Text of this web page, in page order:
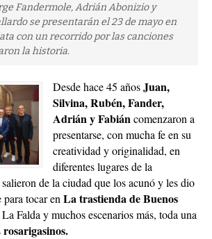
Fandermole, Adrián Abonizio y
se presentarán el 23 de mayo en
con un recorrido por las canciones
la historia.
Desde hace 45 añosJuan,
Silvina, Rubén, Fander,
Adriány Fabián comenzaron a
presentarse, con mucha fe en su
creatividad y originalidad, en
diferentes lugares de la
de la ciudad que los acunó y les dio
tocar en La trastienda de Buenos
Falda y muchos escenarios más, toda una
rosarigasinos.